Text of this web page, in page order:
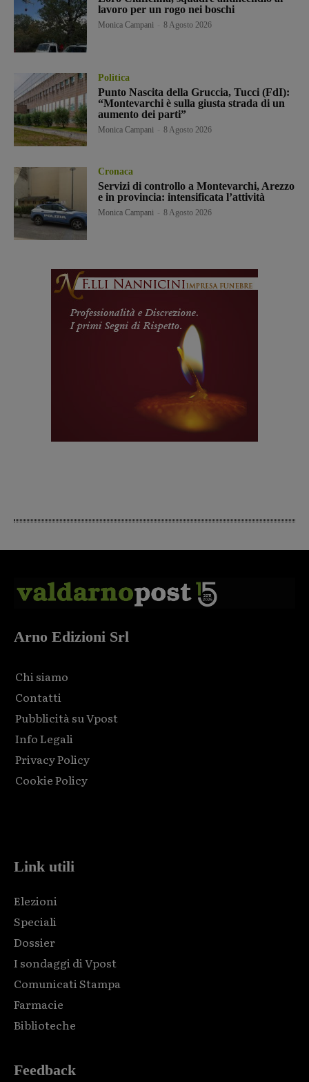
lavoro per un rogo nei boschi
Monica Campani 8 Agosto 2026
Politica
Punto Nascita della Gruccia, Tucci (FdI):
“Montevarchi è sulla giusta strada di un
aumento dei parti”
Monica Campani 8 Agosto 2026
Cronaca
Servizi di controllo a Montevarchi, Arezzo
e in provincia: intensificata l’attività
Monica Campani 8 Agosto 2026
Arno Edizioni Srl
Chi siamo
Contatti
Pubblicità su Vpost
Info Legali
Privacy Policy
Cookie Policy
Link utili
Elezioni
Speciali
Dossier
I sondaggi di Vpost
Comunicati Stampa
Farmacie
Biblioteche
Feedback